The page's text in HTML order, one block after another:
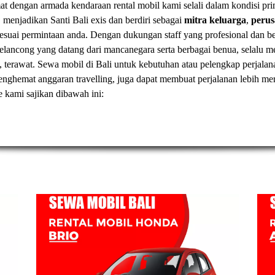
dengan armada kendaraan rental mobil kami selali dalam kondisi
Santi Bali exis dan berdiri sebagai mitra keluarga,
permintaan anda. Dengan dukungan staff yang profesional dan
yang datang dari mancanegara serta berbagai benua, selalu
terawat. Sewa mobil di Bali untuk kebutuhan atau pelengkap
anggaran travelling, juga dapat membuat perjalanan lebih
kami sajikan dibawah ini: